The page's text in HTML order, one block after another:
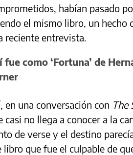
habían pasado
el mismo libro, un hecho
reciente entrevista.
fue como ‘Fortuna’ de
en una conversación con The
casi no llega a conocer a la
de verse y el destino
libro que fue el culpable de